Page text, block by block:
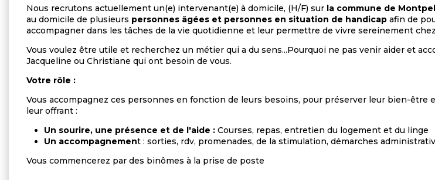
Nous recrutons actuellement un(e) intervenant(e) à domicile, (H/F) sur la commune de
au domicile de plusieurs personnes âgées et personnes en situation de handicap afin de
accompagner dans les tâches de la vie quotidienne et leur permettre de vivre sereinement
Vous voulez être utile et recherchez un métier qui a du sens...Pourquoi ne pas venir aider et
Jacqueline ou Christiane qui ont besoin de vous.
Votre rôle :
Vous accompagnez ces personnes en fonction de leurs besoins, pour préserver leur bien-être
leur offrant :
Un sourire, une présence et de l'aide : Courses, repas, entretien du logement et du linge
Un accompagnement : sorties, rdv, promenades, de la stimulation, démarches
Vous commencerez par des binômes à la prise de poste